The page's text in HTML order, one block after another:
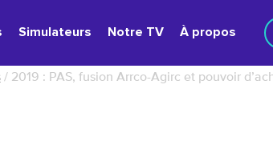
Simulateurs Notre TV À propos
/ 2019 : PAS, fusion Arrco-Agirc et pouvoir